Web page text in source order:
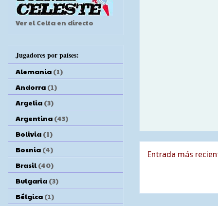
Entrada más
Ver el Celta en directo
Jugadores por países:
Alemania (1)
Andorra (1)
Argelia (3)
Argentina (43)
Bolivia (1)
Bosnia (4)
Brasil (40)
Bulgaria (3)
Bélgica (1)